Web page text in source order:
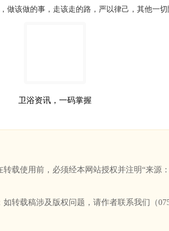
该做的事，走该走的路，严以律己，其他一
卫浴资讯，一码掌握
载使用前，必须经本网站授权并注明“来源
转载稿涉及版权问题，请作者联系我们（